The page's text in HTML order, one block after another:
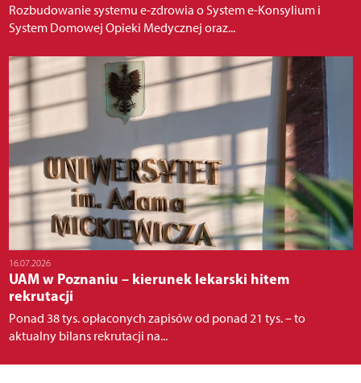
Rozbudowanie systemu e-zdrowia o System e-Konsylium i
System Domowej Opieki Medycznej oraz...
16.07.2026
UAM w Poznaniu – kierunek lekarski hitem
rekrutacji
Ponad 38 tys. opłaconych zapisów od ponad 21 tys. – to
aktualny bilans rekrutacji na...